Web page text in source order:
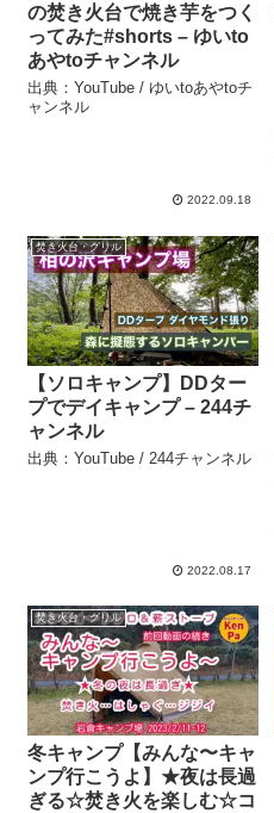
の焚き火台で焼き芋をつく
ってみた#shorts – ゆいto
あやtoチャンネル
出典：YouTube / ゆいtoあやtoチ
ャンネル
2022.09.18
焚き火台・グリル
【ソロキャンプ】DDター
プでデイキャンプ – 244チ
ャンネル
出典：YouTube / 244チャンネル
2022.08.17
焚き火台・グリル
冬キャンプ【みんな〜キャ
ンプ行こうよ】★夜は長過
ぎる☆焚き火を楽しむ☆コ